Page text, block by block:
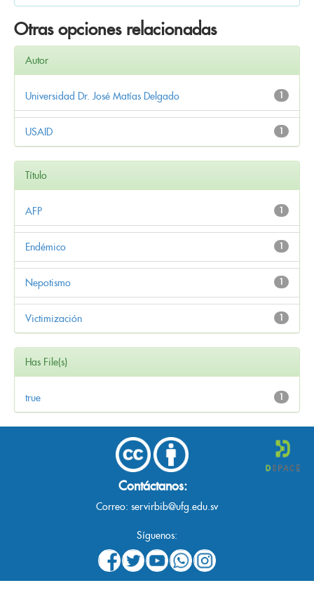
Otras opciones relacionadas
Autor
1
Universidad Dr. José Matías Delgado
1
USAID
Título
1
AFP
1
Endémico
1
Nepotismo
1
Victimización
Has File(s)
1
true
Contáctanos:
Correo: servirbib@ufg.edu.sv
Síguenos: